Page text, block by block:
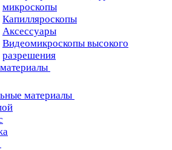
микроскопы
Капилляроскопы
Аксессуары
Видеомикроскопы высокого
разрешения
материалы